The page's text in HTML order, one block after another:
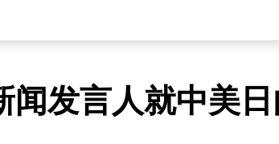
闻发言人就中美